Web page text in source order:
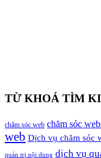
TỪ KHOÁ TÌM
chăm sóc web chăm sóc
web Dịch vụ chăm sóc
quản trị nội dung dịch vụ